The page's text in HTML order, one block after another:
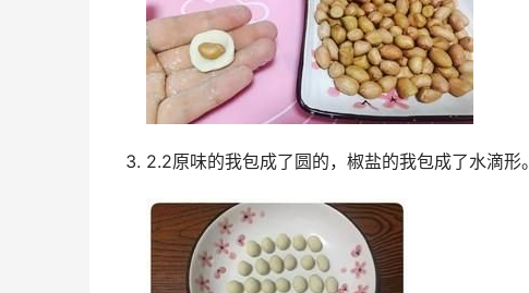
2.2原味的我包成了圆的，椒盐的我包成了水滴形。